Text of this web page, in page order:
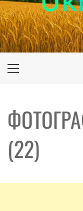
ПУТЕШЕСТВИЕ
Primary
(22)